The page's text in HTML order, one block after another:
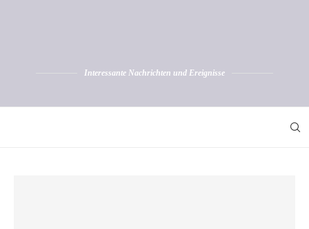
Interessante Nachrichten und Ereignisse